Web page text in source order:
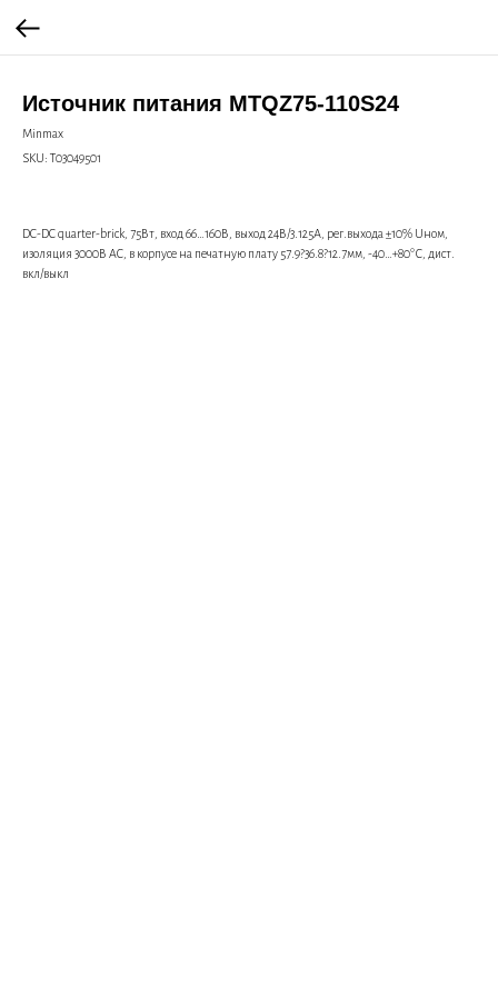
Источник питания MTQZ75-110S24
Minmax
SKU: Т03049501
DC-DC quarter-brick, 75Вт, вход 66…160В, выход 24В/3.125А, рег.выхода ±10% Uном,
изоляция 3000В AC, в корпусе на печатную плату 57.9?36.8?12.7мм, -40…+80°С, дист.
вкл/выкл